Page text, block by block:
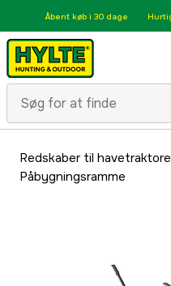
Åbent køb i 30 dage
Redskaber til
Påbygningsramme